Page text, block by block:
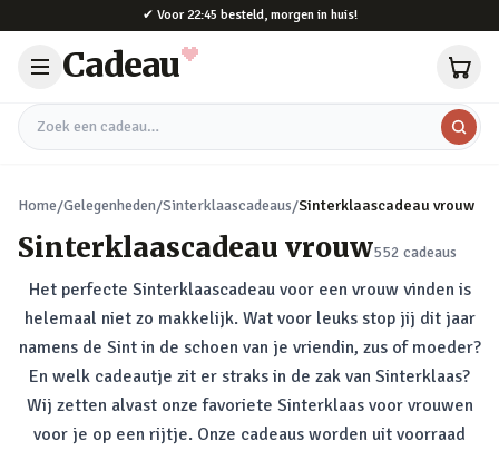
✔ Voor 22:45 besteld, morgen in huis!
Cadeau
Zoek een cadeau
Home/Gelegenheden/Sinterklaascadeaus/Sinterklaascadeau vrouw
Sinterklaascadeau vrouw552 cadeaus
Het perfecte Sinterklaascadeau voor een vrouw vinden is
helemaal niet zo makkelijk. Wat voor leuks stop jij dit jaar
namens de Sint in de schoen van je vriendin, zus of moeder?
En welk cadeautje zit er straks in de zak van Sinterklaas?
Wij zetten alvast onze favoriete Sinterklaas voor vrouwen
voor je op een rijtje. Onze cadeaus worden uit voorraad